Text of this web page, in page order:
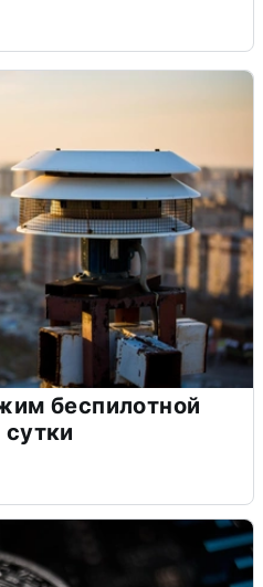
беспилотной